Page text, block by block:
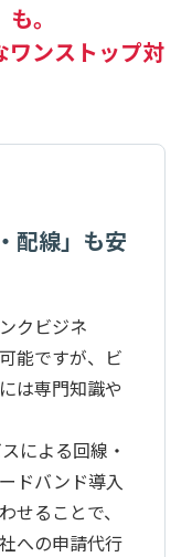
。
ワンストップ対
配線」も安
クビジネ
能ですが、ビ
は専門知識や
による回線・
ドバンド導入
せることで、
への申請代行